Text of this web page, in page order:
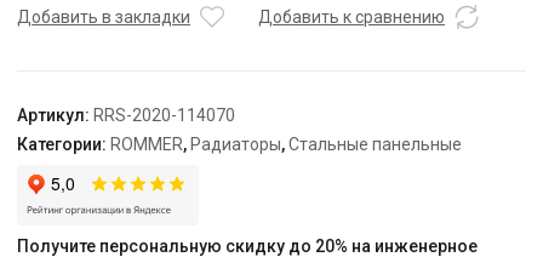
стальной
подключение
Ventil
Добавить в закладки Добавить к сравнению
Артикул: RRS-2020-114070
Категории: ROMMER, Радиаторы,Стальные панельные
Получите персональную скидку до 20% на инженерное